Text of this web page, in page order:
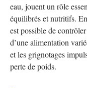
eau, jouent un rôle
équilibrés et nutritifs.
est possible de
d’une alimentation
et les grignotages
perte de poids.